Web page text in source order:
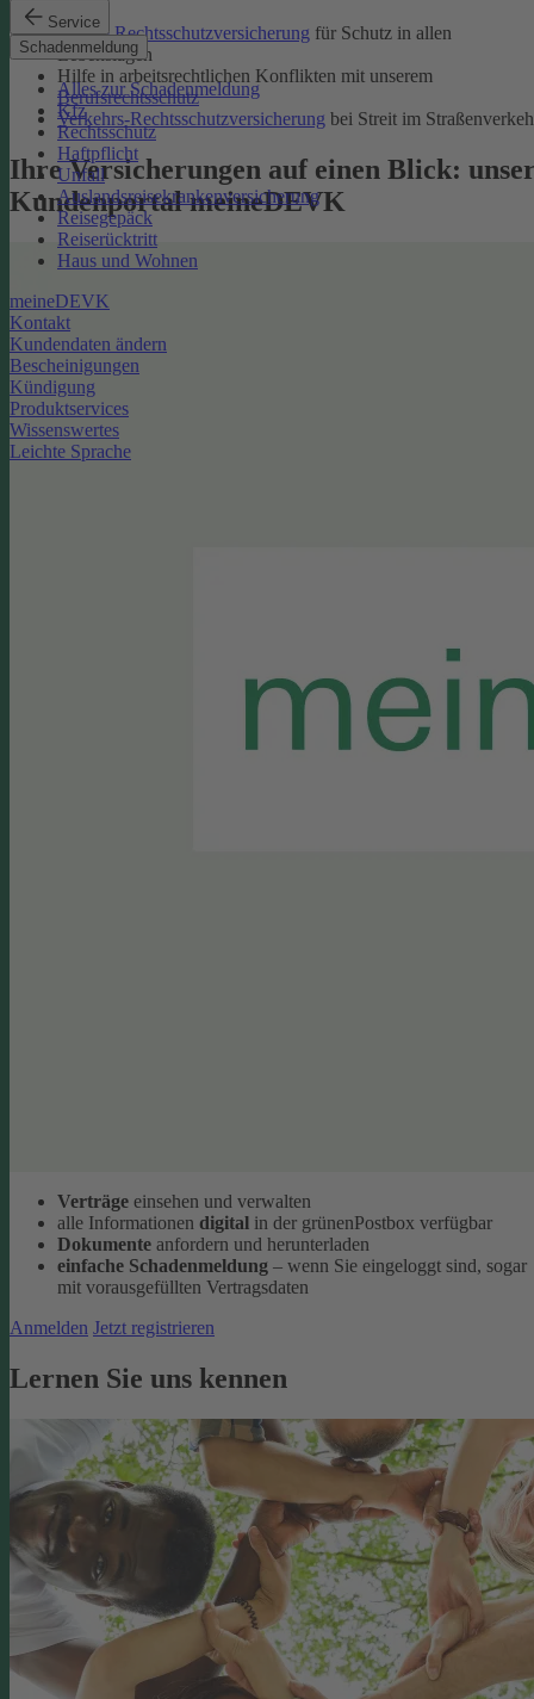
Service
Schadenmeldung
Alles zur Schadenmeldung
Kfz
Rechtsschutz
Haftpflicht
Unfall
Auslandsreisekrankenversicherung
Reisegepäck
Reiserücktritt
Haus und Wohnen
meineDEVK
Kontakt
Kundendaten ändern
Bescheinigungen
Kündigung
Produktservices
Wissenswertes
Leichte Sprache
Private Rechtsschutzversicherung für Schutz in allen
Lebenslagen
Hilfe in arbeitsrechtlichen Konflikten mit unserem
Berufsrechtsschutz
Verkehrs-Rechtsschutzversicherung bei Streit im
Ihre Versicherungen auf einen Blick:
Kundenportal meineDEVK
Verträge einsehen und verwalten
alle Informationen digital in der grünenPostbox verfügbar
Dokumente anfordern und herunterladen
einfache Schadenmeldung – wenn Sie eingeloggt sind, sogar
mit vorausgefüllten Vertragsdaten
Anmelden Jetzt registrieren
Lernen Sie uns kennen